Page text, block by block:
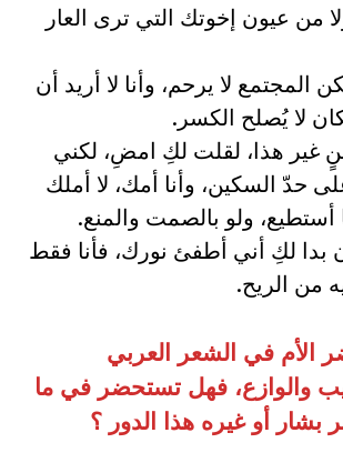
من عيون إخوتك التي ترى العار
المجتمع لا يرحم، وأنا لا أريد أن
لا يُصلح الكسر.
غير هذا، لقلت لكِ امضِ، لكني
حدّ السكين، وأنا أمك، لا أملك
أستطيع، ولو بالصمت والمنع.
بدا لكِ أني أطفئ نورك، فأنا فقط
من الريح.
الأم في الشعر العربي
والوازع، فهل تستحضر في ما
أو غيره هذا الدور ؟